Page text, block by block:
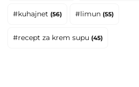
#kuhajnet (56) #limun (55)
#recept za krem supu (45)